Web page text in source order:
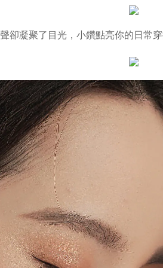
卻凝聚了目光，小鑽點亮你的日常